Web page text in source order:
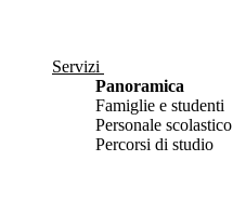
Servizi
Panoramica
Famiglie e studenti
Personale scolastico
Percorsi di studio